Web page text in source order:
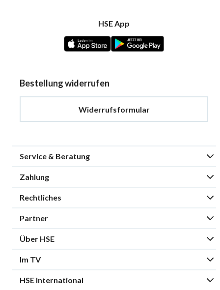
HSE App
Bestellung widerrufen
Widerrufsformular
Service & Beratung
Zahlung
Rechtliches
Partner
Über HSE
Im TV
HSE International